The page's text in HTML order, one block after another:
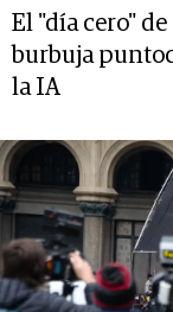
El "día cero"
burbuja
la IA